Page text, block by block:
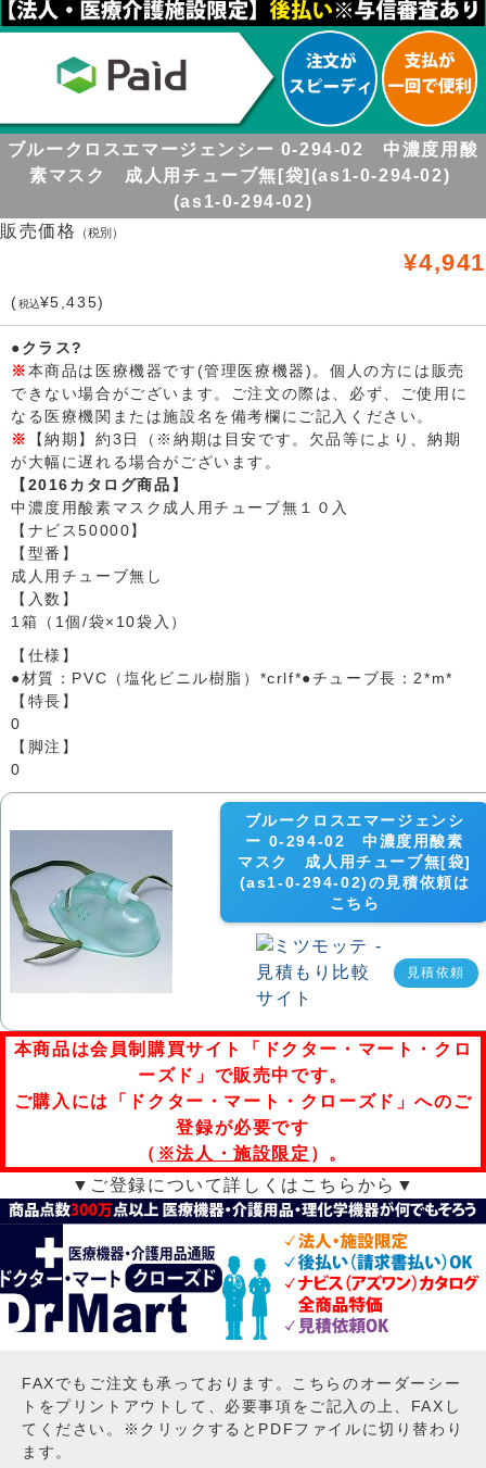
ブルークロスエマージェンシー 0-294-02 中濃度用酸
素マスク 成人用チューブ無[袋](as1-0-294-02)
(as1-0-294-02)
販売価格
（税別）
¥4,941
(税込¥5,435)
●クラス?
※本商品は医療機器です(管理医療機器)。個人の方には販売
できない場合がございます。ご注文の際は、必ず、ご使用に
なる医療機関または施設名を備考欄にご記入ください。
※
【納期】約3日（※納期は目安です。欠品等により、納期
が大幅に遅れる場合がございます。
【2016カタログ商品】
中濃度用酸素マスク成人用チューブ無１０入
【ナビス50000】
【型番】
成人用チューブ無し
【入数】
1箱（1個/袋×10袋入）
【仕様】
●材質：PVC（塩化ビニル樹脂）*crlf*●チューブ長：2*m*
【特長】
0
【脚注】
0
ブルークロスエマージェンシ
ー 0-294-02 中濃度用酸素
マスク 成人用チューブ無[袋]
(as1-0-294-02)の見積依頼は
こちら
見積依頼
本商品は会員制購買サイト「ドクター・マート・クロ
ーズド」で販売中です。
ご購入には「ドクター・マート・クローズド」へのご
登録が必要です
（ ※法人・施設限定 ）。
▼ご登録について詳しくはこちらから▼
FAXでもご注文も承っております。こちらのオーダーシー
トをプリントアウトして、必要事項をご記入の上、FAXし
てください。※クリックするとPDFファイルに切り替わり
ます。